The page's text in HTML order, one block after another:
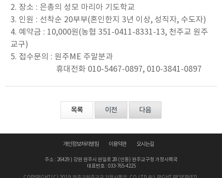
2. 장소 : 은총의 성모 마리아 기도학교
3. 인원 : 선착순 20부부(혼인한지 3년 이상, 성직자, 수도자)
4. 예약금 : 10,000원(농협 351-0411-8331-13, 천주교 원주
교구)
5. 접수문의 : 원주ME 주말분과
휴대전화 010-5467-0897, 010-3841-0897
목록 이전 다음
개인정보처리방침 이용약관 오시는길
주소 : 26429 ) 강원 원주시 원일로 28 (인동) 원주교구청 가정사목국
대표번호 : 033-765-4225